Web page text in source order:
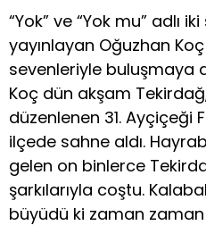
“Yok” ve “Yok mu” adlı iki
yayınlayan Oğuzhan
sevenleriyle buluşmaya
Koç dün akşam
düzenlenen 31. Ayçiçeği
ilçede sahne aldı.
gelen on binlerce
şarkılarıyla coştu.
büyüdü ki zaman